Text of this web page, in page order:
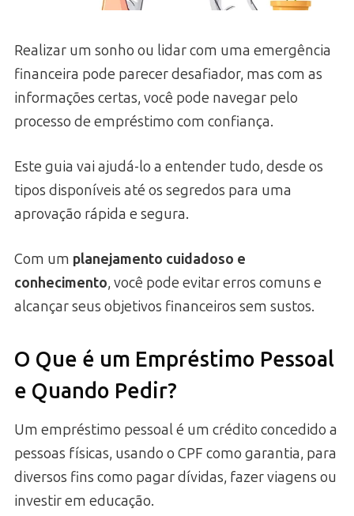
Realizar um sonho ou lidar com uma emergência
financeira pode parecer desafiador, mas com as
informações certas, você pode navegar pelo
processo de empréstimo com confiança.
Este guia vai ajudá-lo a entender tudo, desde os
tipos disponíveis até os segredos para uma
aprovação rápida e segura.
Com um planejamento cuidadoso e
conhecimento, você pode evitar erros comuns e
alcançar seus objetivos financeiros sem sustos.
O Que é um Empréstimo Pessoal
e Quando Pedir?
Um empréstimo pessoal é um crédito concedido a
pessoas físicas, usando o CPF como garantia, para
diversos fins como pagar dívidas, fazer viagens ou
investir em educação.